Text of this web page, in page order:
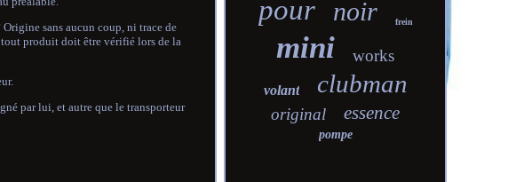
sans aucun coup, ni trace de
tout produit doit être vérifié lors de la
par lui, et autre que le transporteur
pour noir frein
mini works
volant clubman
original essence
pompe